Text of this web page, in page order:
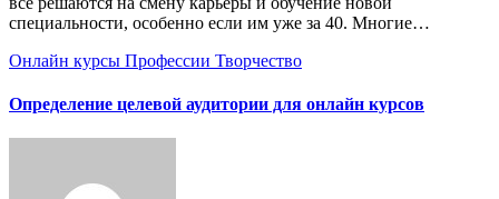
специальности, особенно если им уже за 40. Многие…
Онлайн курсы Профессии Творчество
Определение целевой аудитории для онлайн курсов